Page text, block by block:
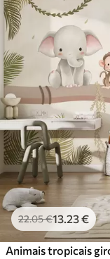
Standard
27.00 €/m²
Premium
56.6734.00€/m²
Vinil Premium
65.0039.00€/m²
Peel and Stick
81.6749.00€/m²
22.05€13 .23€
Animais tropicais